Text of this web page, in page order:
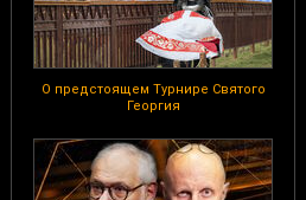
О предстоящем Турнире Святого
Георгия